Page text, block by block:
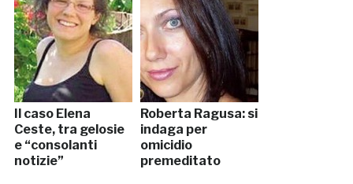
Il caso Elena
Ceste, tra gelosie
e “consolanti
notizie”
Roberta Ragusa: si
indaga per
omicidio
premeditato